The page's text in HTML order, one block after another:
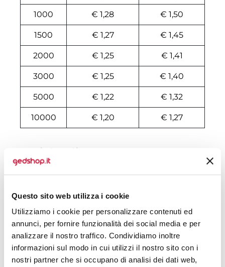
Questo sito web utilizza i cookie
Utilizziamo i cookie per personalizzare contenuti ed
annunci, per fornire funzionalità dei social media e per
analizzare il nostro traffico. Condividiamo inoltre
informazioni sul modo in cui utilizzi il nostro sito con i
nostri partner che si occupano di analisi dei dati web,
1000 € 1,28 € 1,50
1500 € 1,27 € 1,45
2000 € 1,25 € 1,41
3000 € 1,25 € 1,40
5000 € 1,22 € 1,32
10000 € 1,20 € 1,27
Tecniche di stampa
Area di personalizzazione
Domande e risposte
Prodotti alternativi